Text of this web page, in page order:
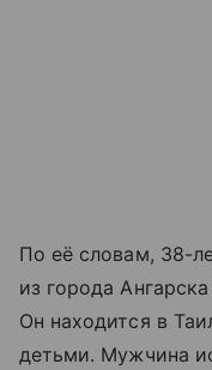
По её словам, 38-
из города
Он находится в
детьми. Мужчина